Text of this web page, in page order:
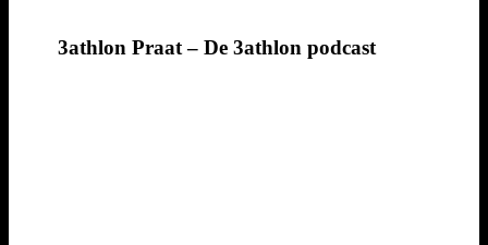
3athlon Praat – De 3athlon podcast